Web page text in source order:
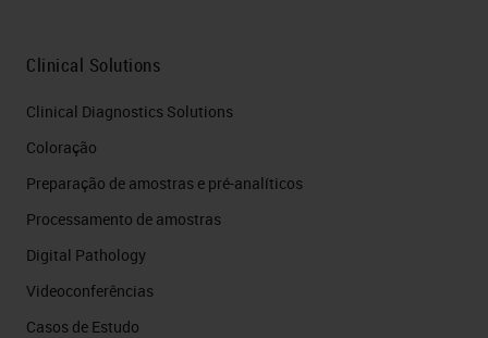
Clinical Solutions
Clinical Diagnostics Solutions
Coloração
Preparação de amostras e pré-analíticos
Processamento de amostras
Digital Pathology
Videoconferências
Casos de Estudo